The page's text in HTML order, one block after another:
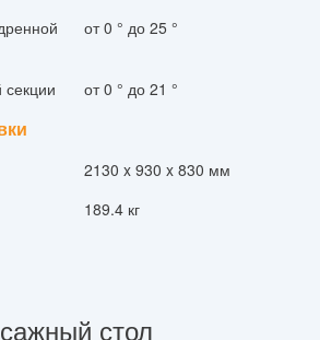
от 0 ° до 25 °
секции от 0 ° до 21 °
2130 x 930 x 830 мм
189.4 кг
стол